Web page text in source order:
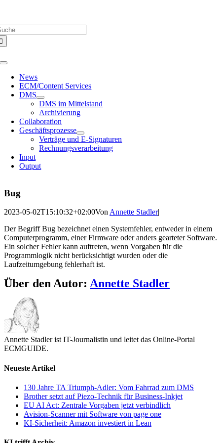
springen
Toggle
Navigation
News
ECM/Content Services
DMS
DMS im Mittelstand
Archivierung
Collaboration
Geschäftsprozesse
Verträge und E-Signaturen
Rechnungsverarbeitung
Input
Output
Bug
2023-05-02T15:10:32+02:00VonAnnette Stadler|
Der Begriff Bug bezeichnet einen Systemfehler, entweder in einem
Computerprogramm, einer Firmware oder anders gearteter Software.
Ein solcher Fehler kann auftreten, wenn Vorgaben für die
Programmlogik nicht berücksichtigt wurden oder die
Laufzeitumgebung fehlerhaft ist.
Über den Autor: Annette Stadler
Annette Stadler ist IT-Journalistin und leitet das Online-Portal
ECMGUIDE.
Neueste Artikel
130 Jahre TA Triumph-Adler: Vom Fahrrad zum DMS
Brother setzt auf Piezo-Technik für Business-Inkjet
EU AI Act: Zentrale Vorgaben jetzt verbindlich
Avision-Scanner mit Software von page one
KI-Sicherheit: Amazon investiert in Lean